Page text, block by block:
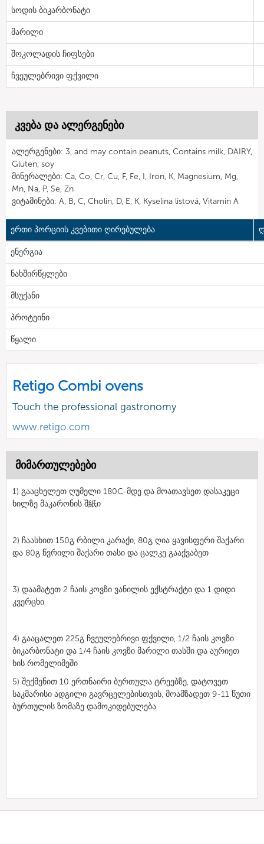
სოდის ბიკარბონატი
მარილი
შოკოლადის ჩიფსები
ჩვეულებრივი ფქვილი
კვება და ალერგენები
ალერგენები: 3, and may contain peanuts, Contains milk, DAIRY,
Gluten, soy
მინერალები: Ca, Co, Cr, Cu, F, Fe, I, Iron, K, Magnesium, Mg,
Mn, Na, P, Se, Zn
ვიტამინები: A, B, C, Cholin, D, E, K, Kyselina listová, Vitamin A
ერთი პორციის კვებითი ღირებულება
ენერგია
ნახშირწყლები
მსუქანი
პროტეინი
წყალი
Retigo Combi ovens
Touch the professional gastronomy
www.retigo.com
მიმართულებები
1) გააცხელეთ ღუმელი 180C-მდე და მოათავსეთ დასაკეცი
ხილზე მაკარონის შ紙ი
2) ჩაასხით 150გ რბილი კარაქი, 80გ ღია ყავისფერი შაქარი
და 80გ წვრილი შაქარი თასი და ცალკე გააქვაბეთ
3) დაამატეთ 2 ჩაის კოვზი ვანილის ექსტრაქტი და 1 დიდი
კვერცხი
4) გააცალეთ 225გ ჩვეულებრივი ფქვილი, 1/2 ჩაის კოვზი
ბიკარბონატი და 1/4 ჩაის კოვზი მარილი თასში და აურიეთ
ხის რომელიმეში
5) შექმენით 10 ერთნაირი ბურთულა ტრეებზე, დატოვეთ
საკმარისი ადგილი გავრცელებისთვის, მოამზადეთ 9-11 წუთი
ბურთულის ზომაზე დამოკიდებულება